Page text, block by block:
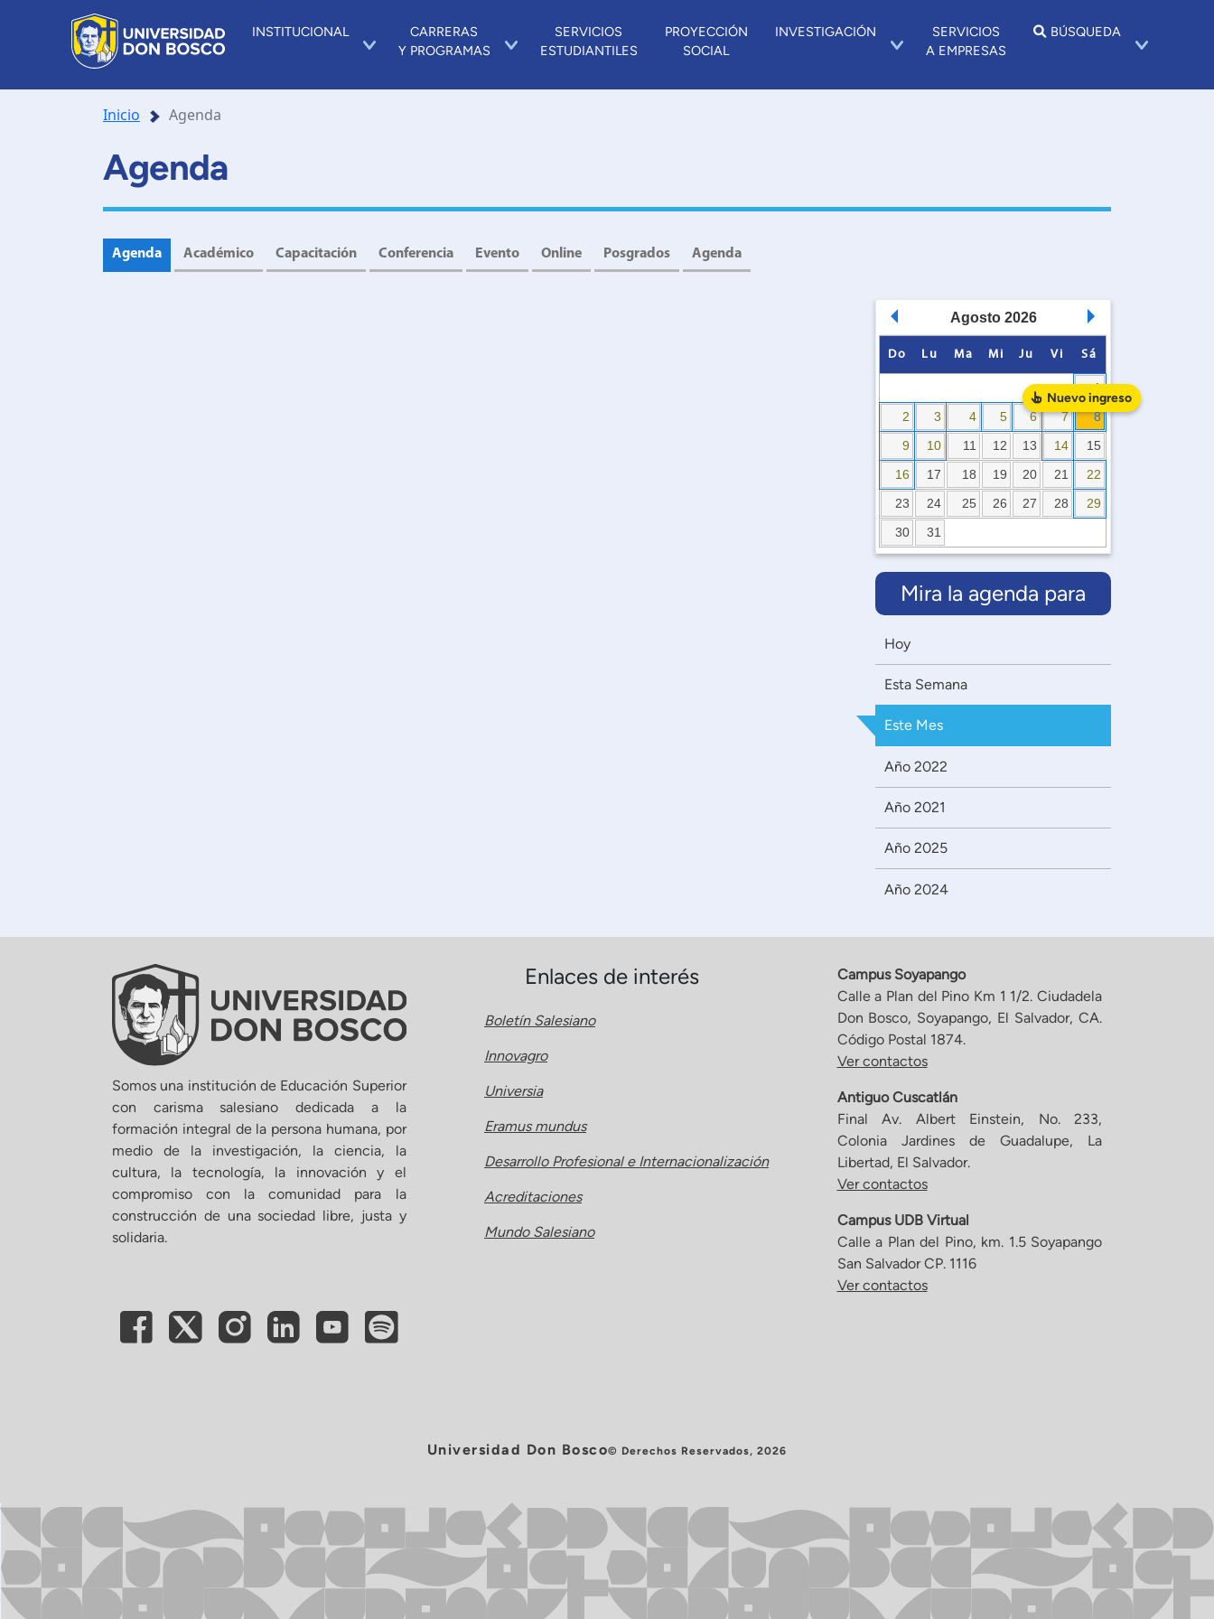
INSTITUCIONAL
CARRERAS
Y PROGRAMAS
SERVICIOS
ESTUDIANTILES
PROYECCIÓN
SOCIAL
INVESTIGACIÓN
SERVICIOS
A EMPRESAS
BÚSQUEDA
Inicio Agenda
Agenda
Agenda Académico Capacitación Conferencia Evento Online Posgrados Agenda
Agosto 2026
Do Lu Ma Mi Ju Vi Sá
1
2
3 4 5 6 7
8
9
10 11 12 13 14
15
16
17 18 19 20 21
22
23
24 25 26 27 28
29
30
31
Mira la agenda para
Hoy
Esta Semana
Este Mes
Año 2022
Año 2021
Año 2025
Año 2024
Nuevoingreso
Somos una institución de Educación Superior
con carisma salesiano dedicada a la
formación integral de la persona humana, por
medio de la investigación, la ciencia, la
cultura, la tecnología, la innovación y el
compromiso con la comunidad para la
construcción de una sociedad libre, justa y
solidaria.
Enlaces de interés
Boletín Salesiano
Innovagro
Universia
Eramus mundus
Desarrollo Profesional e Internacionalización
Acreditaciones
Mundo Salesiano
Campus Soyapango
Calle a Plan del Pino Km 1 1/2. Ciudadela
Don Bosco, Soyapango, El Salvador, CA.
Código Postal 1874.
Ver contactos
Antiguo Cuscatlán
Final Av. Albert Einstein, No. 233,
Colonia Jardines de Guadalupe, La
Libertad, El Salvador.
Ver contactos
Campus UDB Virtual
Calle a Plan del Pino, km. 1.5 Soyapango
San Salvador CP. 1116
Ver contactos
Universidad Don Bosco© Derechos Reservados, 2026